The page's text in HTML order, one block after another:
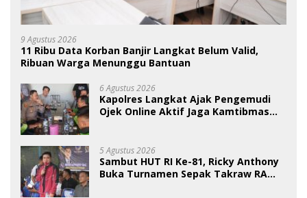
9 Agustus 2026
11 Ribu Data Korban Banjir Langkat Belum Valid,
Ribuan Warga Menunggu Bantuan
6 Agustus 2026
Kapolres Langkat Ajak Pengemudi
Ojek Online Aktif Jaga Kamtibmas
5 Agustus 2026
Sambut HUT RI Ke-81, Ricky Anthony
Buka Turnamen Sepak Takraw RA